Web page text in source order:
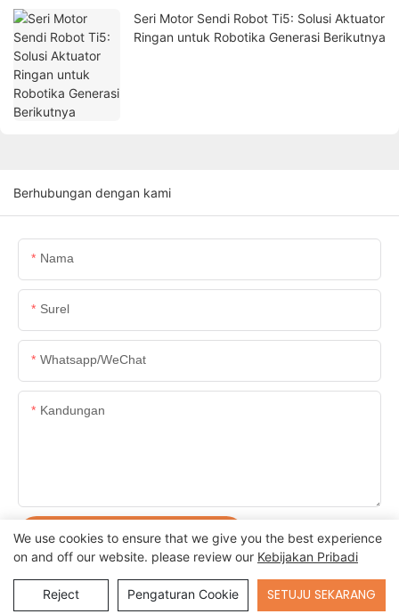
Seri Motor Sendi Robot Ti5: Solusi Aktuator
Ringan untuk Robotika Generasi Berikutnya
Berhubungan dengan kami
Nama
Surel
Whatsapp/WeChat
Kandungan
KIRIM PERTANYAAN SEKARANG
Send Inquiry
We use cookies to ensure that we give you the best experience
on and off our website. please review our Kebijakan Pribadi
Reject Pengaturan Cookie SETUJU SEKARANG